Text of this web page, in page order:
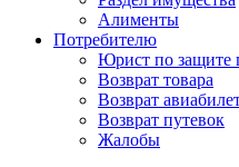
Алименты
Потребителю
Юрист по защите
Возврат товара
Возврат
Возврат путевок
Жалобы